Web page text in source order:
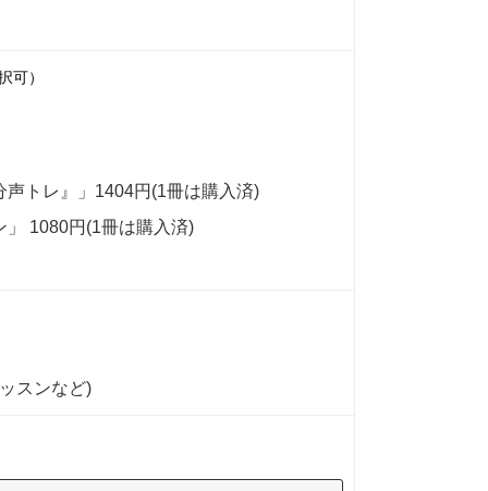
可）
トレ』」1404円(1冊は購入済)
」 1080円(1冊は購入済)
スンなど)